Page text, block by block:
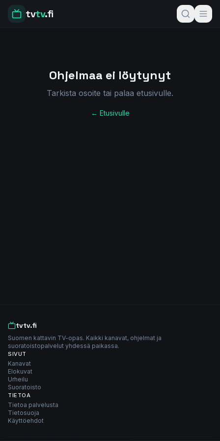
tvtv.fi
Ohjelmaa ei löytynyt
Tarkista osoite tai palaa etusivulle.
← Etusivulle
tvtv.fi
Suomen kattavin TV-opas. Kaikki kanavat, ohjelmat ja
suoratoistopalvelut yhdessä paikassa.
SIVUT
Kanavat
Elokuvat
Urheilu
Suoratoisto
TIETOA
Tietoa palvelusta
Tietosuoja
Käyttöehdot